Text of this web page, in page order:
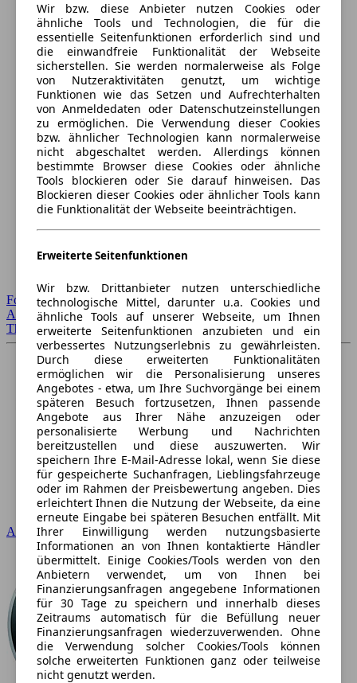
Forum Startseite
Alle Auto-Foren
Themen-Forum
Audi
Wir bzw. diese Anbieter nutzen Cookies oder
ähnliche Tools und Technologien, die für die
essentielle Seitenfunktionen erforderlich sind und
die einwandfreie Funktionalität der Webseite
sicherstellen. Sie werden normalerweise als Folge
von Nutzeraktivitäten genutzt, um wichtige
Funktionen wie das Setzen und Aufrechterhalten
von Anmeldedaten oder Datenschutzeinstellungen
zu ermöglichen. Die Verwendung dieser Cookies
bzw. ähnlicher Technologien kann normalerweise
nicht abgeschaltet werden. Allerdings können
bestimmte Browser diese Cookies oder ähnliche
Tools blockieren oder Sie darauf hinweisen. Das
Blockieren dieser Cookies oder ähnlicher Tools kann
die Funktionalität der Webseite beeinträchtigen.
Erweiterte Seitenfunktionen
Wir bzw. Drittanbieter nutzen unterschiedliche
technologische Mittel, darunter u.a. Cookies und
ähnliche Tools auf unserer Webseite, um Ihnen
erweiterte Seitenfunktionen anzubieten und ein
verbessertes Nutzungserlebnis zu gewährleisten.
Durch diese erweiterten Funktionalitäten
ermöglichen wir die Personalisierung unseres
Angebotes - etwa, um Ihre Suchvorgänge bei einem
späteren Besuch fortzusetzen, Ihnen passende
Angebote aus Ihrer Nähe anzuzeigen oder
personalisierte Werbung und Nachrichten
bereitzustellen und diese auszuwerten. Wir
speichern Ihre E-Mail-Adresse lokal, wenn Sie diese
für gespeicherte Suchanfragen, Lieblingsfahrzeuge
oder im Rahmen der Preisbewertung angeben. Dies
erleichtert Ihnen die Nutzung der Webseite, da eine
erneute Eingabe bei späteren Besuchen entfällt. Mit
Ihrer Einwilligung werden nutzungsbasierte
Informationen an von Ihnen kontaktierte Händler
übermittelt. Einige Cookies/Tools werden von den
Anbietern verwendet, um von Ihnen bei
Finanzierungsanfragen angegebene Informationen
für 30 Tage zu speichern und innerhalb dieses
Zeitraums automatisch für die Befüllung neuer
Finanzierungsanfragen wiederzuverwenden. Ohne
die Verwendung solcher Cookies/Tools können
solche erweiterten Funktionen ganz oder teilweise
nicht genutzt werden.